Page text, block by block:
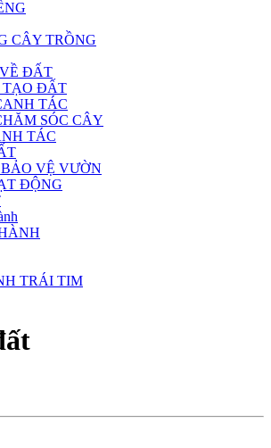
CÂY TRỒNG
ĐẤT
TẠO ĐẤT
TÁC
SÓC CÂY
TÁC
VỆ VƯỜN
ĐỘNG
TRÁI TIM